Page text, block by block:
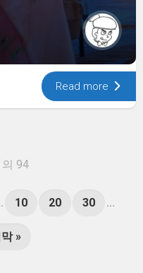
Read more
94
10 20 30 ...
»